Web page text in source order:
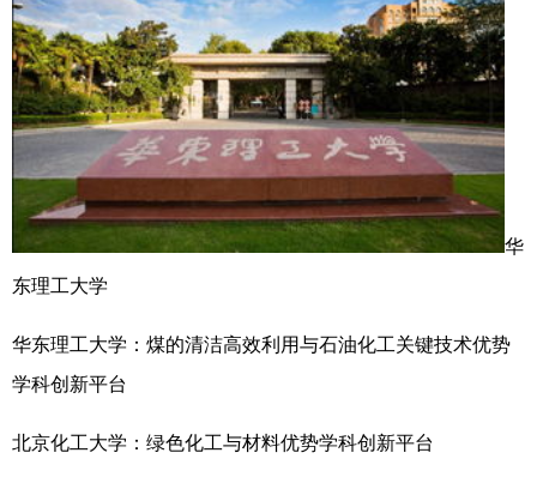
华
东理工大学
华东理工大学：煤的清洁高效利用与石油化工关键技术优势
学科创新平台
北京化工大学：绿色化工与材料优势学科创新平台